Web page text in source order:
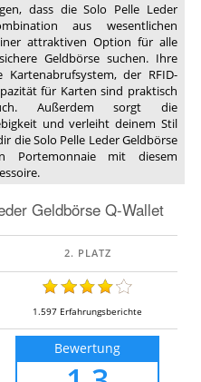
dass die Solo Pelle Leder
aus wesentlichen
attraktiven Option für alle
Geldbörse suchen. Ihre
der RFID-
für Karten sind praktisch
Außerdem sorgt die
und verleiht deinem Stil
die Solo Pelle Leder Geldbörse
Portemonnaie mit diesem
Geldbörse Q-Wallet
1.597 Erfahrungsberichte
Bewertung